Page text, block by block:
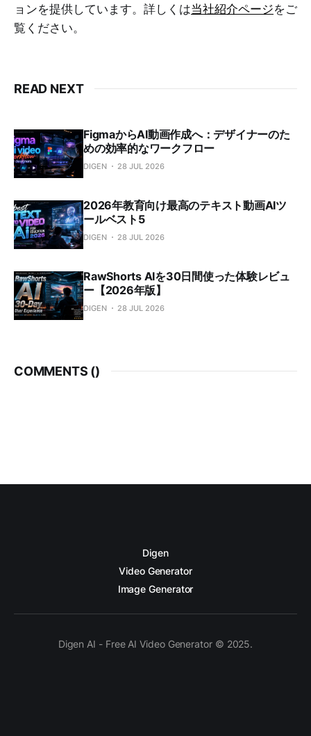
ョンを提供しています。詳しくは当社紹介ページをご
覧ください。
READ NEXT
FigmaからAI動画作成へ：デザイナーのた
めの効率的なワークフロー
DIGEN 28 JUL 2026
2026年教育向け最高のテキスト動画AIツ
ールベスト5
DIGEN 28 JUL 2026
RawShorts AIを30日間使った体験レビュ
ー【2026年版】
DIGEN 28 JUL 2026
COMMENTS ()
Digen
Video Generator
Image Generator
Digen AI - Free AI Video Generator © 2025.